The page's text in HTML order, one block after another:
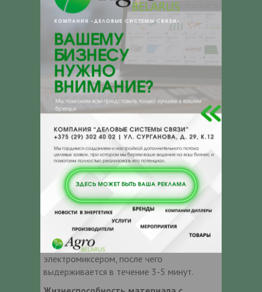
Грунтовочный / Покрывной слой
Материал Армотанк®
ОЙЛ является грунт-
эмалью.
Подготовка материала
Перед применением основу материала и
отвердитель необходимо выдержать в
теплом помещении – не менее 24 ч при
температуре 15-20 °С.
Перед применением основа
перемешивается в таре завода-
изготовителя пневмо- или
электромиксером не менее 5 минут до
полного исчезновения осадка и
однородности по всему объему. В основу
вливается расчетное количество
отвердителя и незамедлительно
перемешивается пневмо- или
электромиксером, после чего
выдерживается в течение 3-5 минут.